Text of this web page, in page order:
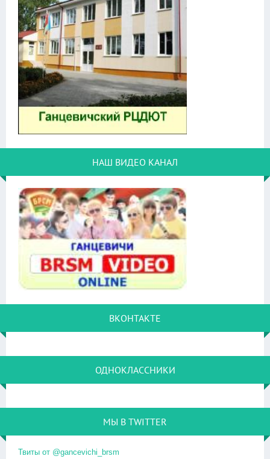
НАШ ВИДЕО КАНАЛ
ВКОНТАКТЕ
ОДНОКЛАССНИКИ
МЫ В TWITTER
Твиты от @gancevichi_brsm